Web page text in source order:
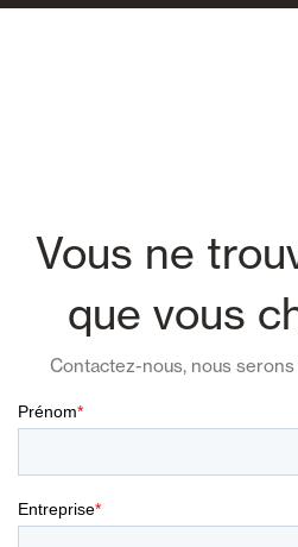
Vous ne
que vous
Contactez-nous, nous